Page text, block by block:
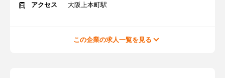
アクセス
大阪上本町駅
この企業の求人一覧を見る